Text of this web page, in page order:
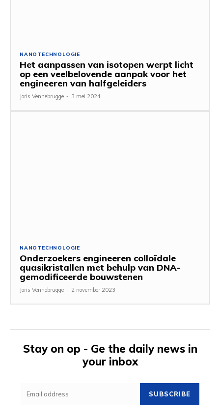
NANOTECHNOLOGIE
Het aanpassen van isotopen werpt licht
op een veelbelovende aanpak voor het
engineeren van halfgeleiders
Joris Vennebrugge - 3 mei 2024
NANOTECHNOLOGIE
Onderzoekers engineeren colloïdale
quasikristallen met behulp van DNA-
gemodificeerde bouwstenen
Joris Vennebrugge - 2 november 2023
Stay on op - Ge the daily news in
your inbox
SUBSCRIBE